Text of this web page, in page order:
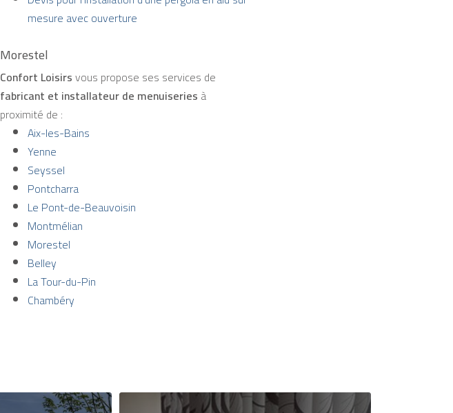
mesure avec ouverture
Morestel
Confort Loisirsvous propose ses services de
fabricant et installateur de menuiseries à
proximité de :
Aix-les-Bains
Yenne
Seyssel
Pontcharra
Le Pont-de-Beauvoisin
Montmélian
Morestel
Belley
La Tour-du-Pin
Chambéry